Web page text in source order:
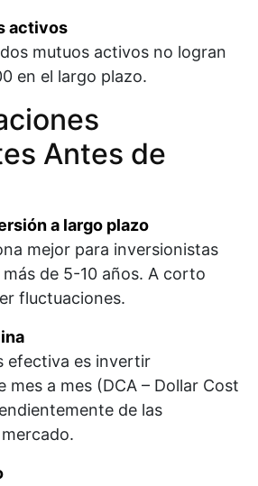
activos
mutuos activos no logran
en el largo plazo.​
Antes de
a largo plazo
mejor para inversionistas
de 5-10 años. A corto
fluctuaciones.​
efectiva es invertir
mes a mes (DCA – Dollar Cost
de las